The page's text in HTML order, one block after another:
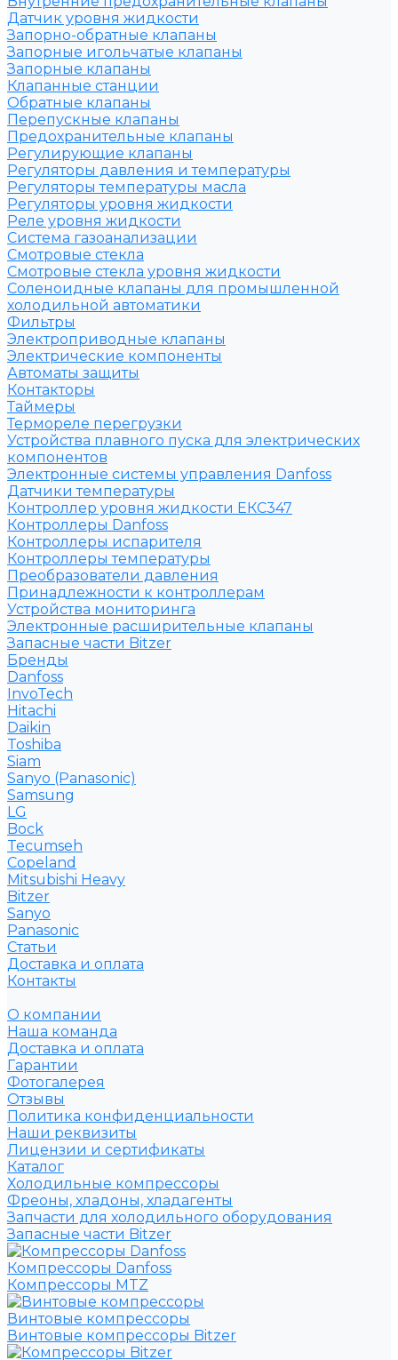
Датчик уровня жидкости
Запорно-обратные клапаны
Запорные игольчатые клапаны
Запорные клапаны
Клапанные станции
Обратные клапаны
Перепускные клапаны
Предохранительные клапаны
Регулирующие клапаны
Регуляторы давления и температуры
Регуляторы температуры масла
Регуляторы уровня жидкости
Реле уровня жидкости
Система газоанализации
Смотровые стекла
Смотровые стекла уровня жидкости
Соленоидные клапаны для промышленной
холодильной автоматики
Фильтры
Электроприводные клапаны
Электрические компоненты
Автоматы защиты
Контакторы
Таймеры
Термореле перегрузки
Устройства плавного пуска для электрических
компонентов
Электронные системы управления Danfoss
Датчики температуры
Контроллер уровня жидкости ЕКС347
Контроллеры Danfoss
Контроллеры испарителя
Контроллеры температуры
Преобразователи давления
Принадлежности к контроллерам
Устройства мониторинга
Электронные расширительные клапаны
Запасные части Bitzer
Бренды
Danfoss
InvoTech
Hitachi
Daikin
Toshiba
Siam
Sanyo (Panasonic)
Samsung
LG
Bock
Tecumseh
Copeland
Mitsubishi Heavy
Bitzer
Sanyo
Рanasonic
Статьи
Доставка и оплата
Контакты
О компании
Наша команда
Доставка и оплата
Гарантии
Фотогалерея
Отзывы
Политика конфиденциальности
Наши реквизиты
Лицензии и сертификаты
Каталог
Холодильные компрессоры
Фреоны, хладоны, хладагенты
Запчасти для холодильного оборудования
Запасные части Bitzer
Компрессоры Danfoss
Компрессоры MTZ
Винтовые компрессоры
Винтовые компрессоры Bitzer